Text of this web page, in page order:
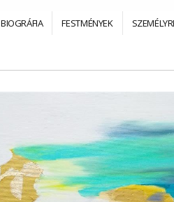
BIOGRÁFIA FESTMÉNYEK